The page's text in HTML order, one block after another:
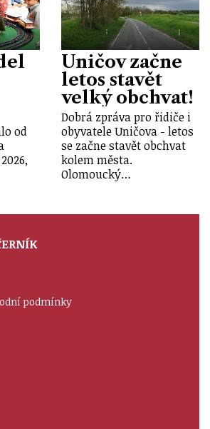
od
Uničov začne
letos stavět
velký obchvat!
Dobrá zpráva pro řidiče i
obyvatele Uničova - letos
se začne stavět obchvat
kolem města.
Olomoucký…
podmínky